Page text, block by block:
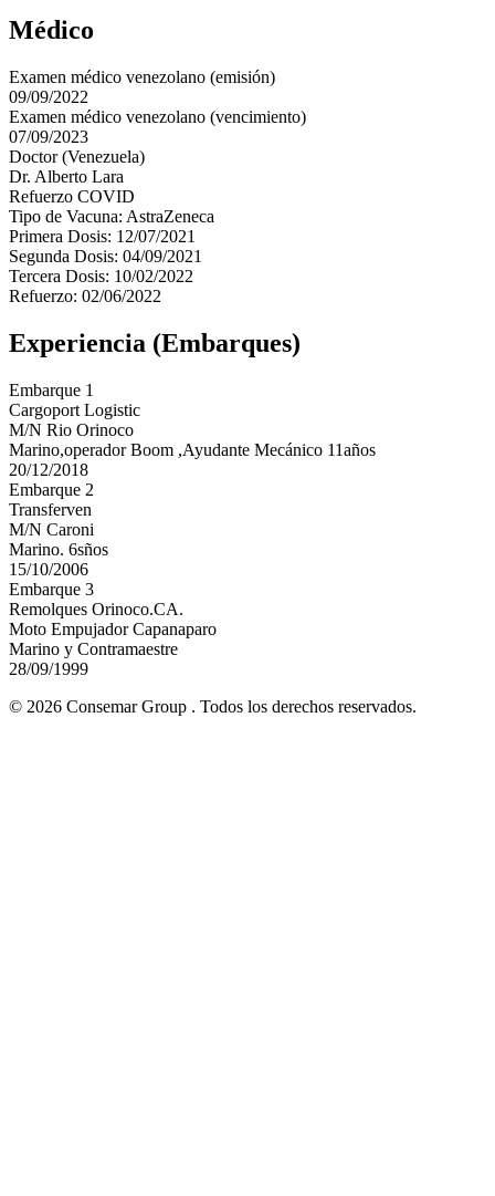
Médico
Examen médico venezolano (emisión)
09/09/2022
Examen médico venezolano (vencimiento)
07/09/2023
Doctor (Venezuela)
Dr. Alberto Lara
Refuerzo COVID
Tipo de Vacuna: AstraZeneca
Primera Dosis: 12/07/2021
Segunda Dosis: 04/09/2021
Tercera Dosis: 10/02/2022
Refuerzo: 02/06/2022
Experiencia (Embarques)
Embarque 1
Cargoport Logistic
M/N Rio Orinoco
Marino,operador Boom ,Ayudante Mecánico 11años
20/12/2018
Embarque 2
Transferven
M/N Caroni
Marino. 6sños
15/10/2006
Embarque 3
Remolques Orinoco.CA.
Moto Empujador Capanaparo
Marino y Contramaestre
28/09/1999
© 2026 Consemar Group . Todos los derechos reservados.